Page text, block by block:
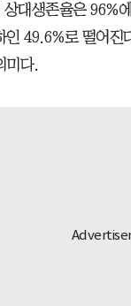
대생존율은 96%
인 49.6%로 떨어
미다.